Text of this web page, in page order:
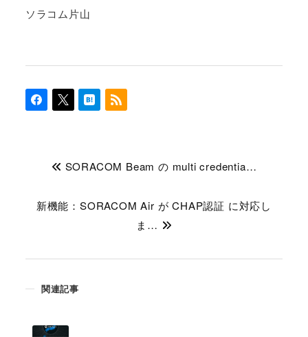
ソラコム片山
関連記事
SORACOM Beam の multi credentia…
新機能：SORACOM Air が CHAP認証 に対応し
ま…